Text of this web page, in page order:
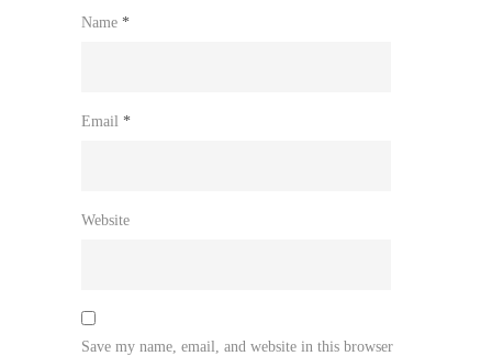
Name *
Email *
Website
Save my name, email, and website in this browser